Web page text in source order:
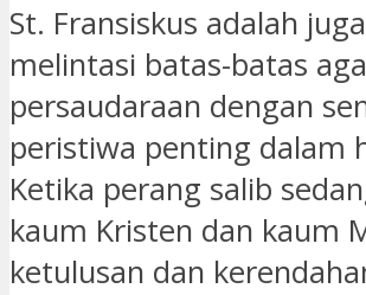
St. Fransiskus adalah
melintasi batas-batas
persaudaraan dengan
peristiwa penting dalam
Ketika perang salib
kaum Kristen dan kaum
ketulusan dan